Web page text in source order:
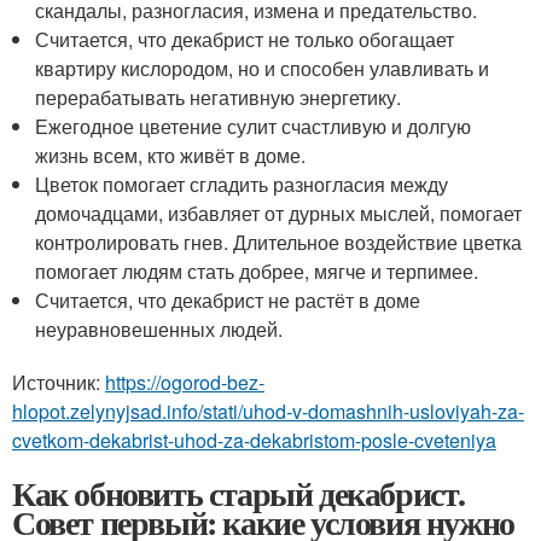
скандалы, разногласия, измена и предательство.
Считается, что декабрист не только обогащает
квартиру кислородом, но и способен улавливать и
перерабатывать негативную энергетику.
Ежегодное цветение сулит счастливую и долгую
жизнь всем, кто живёт в доме.
Цветок помогает сгладить разногласия между
домочадцами, избавляет от дурных мыслей, помогает
контролировать гнев. Длительное воздействие цветка
помогает людям стать добрее, мягче и терпимее.
Считается, что декабрист не растёт в доме
неуравновешенных людей.
Источник: https://ogorod-bez-
hlopot.zelynyjsad.info/stati/uhod-v-domashnih-usloviyah-za-
cvetkom-dekabrist-uhod-za-dekabristom-posle-cveteniya
Как обновить старый декабрист.
Совет первый: какие условия нужно